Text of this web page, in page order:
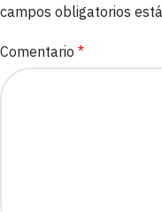
campos obligatorios
Comentario *